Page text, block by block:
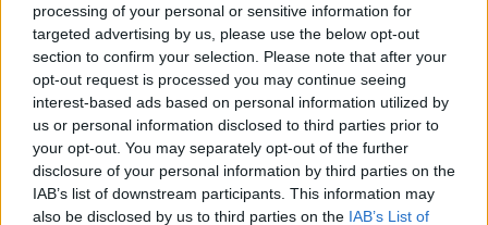
processing of your personal or sensitive information for
targeted advertising by us, please use the below opt-out
section to confirm your selection. Please note that after your
opt-out request is processed you may continue seeing
interest-based ads based on personal information utilized by
us or personal information disclosed to third parties prior to
your opt-out. You may separately opt-out of the further
disclosure of your personal information by third parties on the
IAB’s list of downstream participants. This information may
also be disclosed by us to third parties on the IAB’s List of
Continua a leggere